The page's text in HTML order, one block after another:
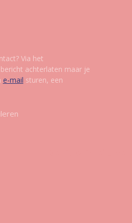
Via het
achterlaten maar je
e-mail sturen, een